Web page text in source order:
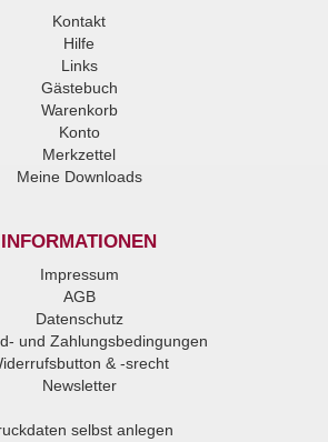
Kontakt
Hilfe
Links
Gästebuch
Warenkorb
Konto
Merkzettel
Meine Downloads
INFORMATIONEN
Impressum
AGB
Datenschutz
und Zahlungsbedingungen
& -srecht
Newsletter
selbst anlegen